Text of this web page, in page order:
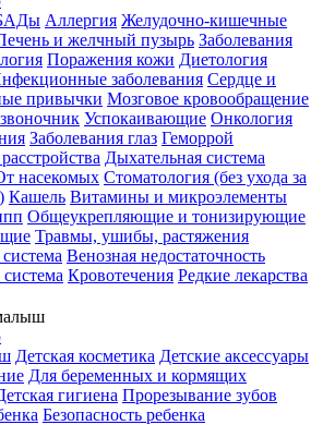
Аллергия Желудочно-кишечные
и желчный пузырь Заболевания
Поражения кожи Диетология
заболевания Сердце и
привычки Мозговое кровообращение
Успокаивающие Онкология
Заболевания глаз Геморрой
Дыхательная система
насекомых Стоматология (без ухода за
Кашель Витамины и микроэлементы
Общеукрепляющие и тонизирующие
Травмы, ушибы, растяжения
Венозная недостаточность
Кровотечения Редкие лекарства
Детская косметика Детские аксессуары
Для беременных и кормящих
гигиена Прорезывание зубов
Безопасность ребенка